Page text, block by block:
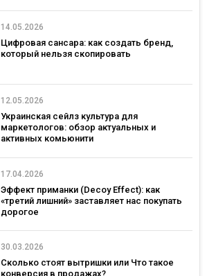
14.05.2026
Цифровая сансара: как создать бренд,
который нельзя скопировать
12.05.2026
Украинская сейлз культура для
маркетологов: обзор актуальных и
активных комьюнити
17.04.2026
Эффект приманки (Decoy Effect): как
«третий лишний» заставляет нас покупать
дорогое
30.03.2026
Сколько стоят вытришки или Что такое
конверсия в продажах?